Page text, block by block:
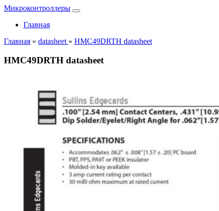
Микроконтроллеры
Главная
Главная » datasheet » HMC49DRTH datasheet
HMC49DRTH datasheet